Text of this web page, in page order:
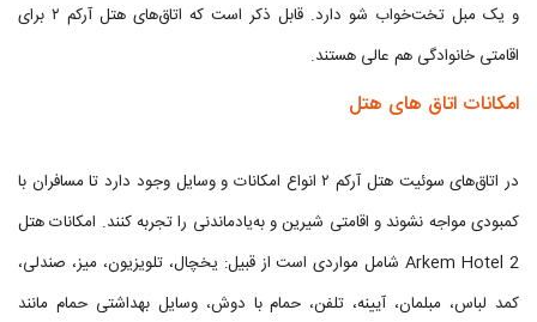
و یک مبل تخت‌خواب شو دارد. قابل ذکر است که اتاق‌های هتل آرکم ۲ برای
اقامتی خانوادگی هم عالی هستند.
امکانات اتاق های هتل
در اتاق‌های سوئیت هتل آرکم ۲ انواع امکانات و وسایل وجود دارد تا مسافران با
کمبودی مواجه نشوند و اقامتی شیرین و به‌یادماندنی را تجربه کنند. امکانات هتل
Arkem Hotel 2 شامل مواردی است از قبیل: یخچال، تلویزیون، میز، صندلی،
کمد لباس، مبلمان، آیینه، تلفن، حمام با دوش، وسایل بهداشتی حمام مانند